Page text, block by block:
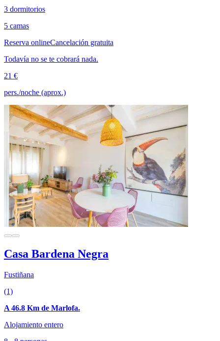
3 dormitorios
5 camas
Reserva onlineCancelación gratuita
Todavía no se te cobrará nada.
21 €
pers./noche (aprox.)
Casa Bardena Negra
Fustiñana
(1)
A 46.8 Km de Marlofa.
Alojamiento entero